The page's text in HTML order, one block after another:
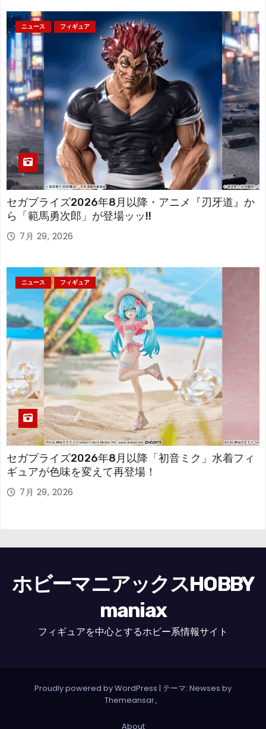
ニュース フィギュア
セガプライズ2026年8月以降・アニメ『刃牙道』か
ら「範馬勇次郎」が登場ッッ!!
7月 29, 2026
ニュース フィギュア
セガプライズ2026年8月以降「初音ミク」水着フィ
ギュアが色味を変えて再登場！
7月 29, 2026
ホビーマニアックスHOBBY
maniax
フィギュアを中心とするホビー系情報サイト
Proudly powered by WordPress | テーマ: Newses by
Themeansar。
About